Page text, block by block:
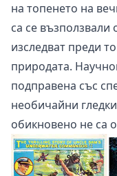
на топенето на
са се възползвали
изследват преди
природата.
подправена със
необичайни
обикновено не са